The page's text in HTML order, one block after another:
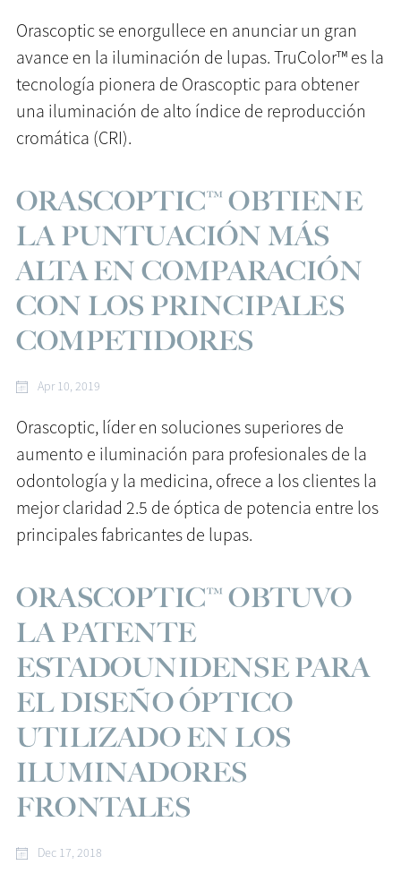
Orascoptic se enorgullece en anunciar un gran
avance en la iluminación de lupas. TruColor™ es la
tecnología pionera de Orascoptic para obtener
una iluminación de alto índice de reproducción
cromática (CRI).
ORASCOPTIC™ OBTIENE
LA PUNTUACIÓN MÁS
ALTA EN COMPARACIÓN
CON LOS PRINCIPALES
COMPETIDORES
Apr 10, 2019
Orascoptic, líder en soluciones superiores de
aumento e iluminación para profesionales de la
odontología y la medicina, ofrece a los clientes la
mejor claridad 2.5 de óptica de potencia entre los
principales fabricantes de lupas.
ORASCOPTIC™ OBTUVO
LA PATENTE
ESTADOUNIDENSE PARA
EL DISEÑO ÓPTICO
UTILIZADO EN LOS
ILUMINADORES
FRONTALES
Dec 17, 2018